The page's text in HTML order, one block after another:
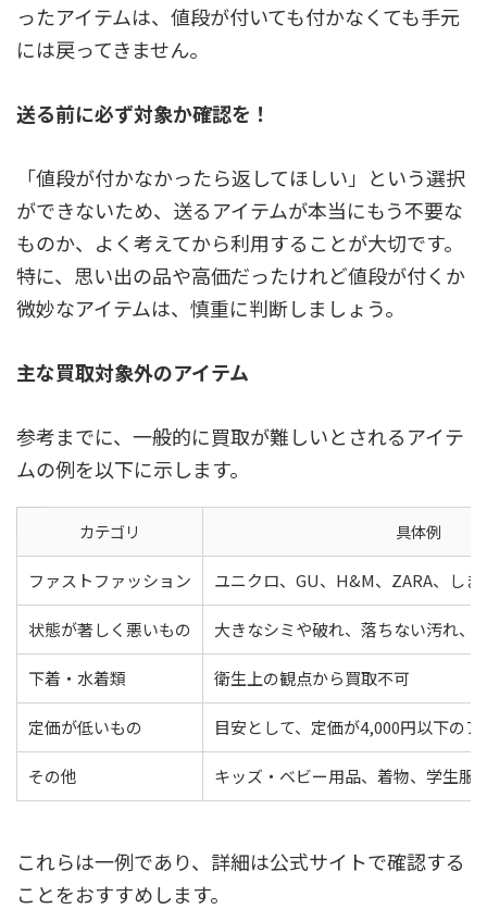
ったアイテムは、値段が付いても付かなくても手元
には戻ってきません。
送る前に必ず対象か確認を！
「値段が付かなかったら返してほしい」という選択
ができないため、送るアイテムが本当にもう不要な
ものか、よく考えてから利用することが大切です。
特に、思い出の品や高価だったけれど値段が付くか
微妙なアイテムは、慎重に判断しましょう。
主な買取対象外のアイテム
参考までに、一般的に買取が難しいとされるアイテ
ムの例を以下に示します。
カテゴリ 具体例
ファストファッション ユニクロ、GU、H&M、ZARA、しま
状態が著しく悪いもの 大きなシミや破れ、落ちない汚れ、
下着・水着類 衛生上の観点から買取不可
定価が低いもの 目安として、定価が4,000円以下のア
その他 キッズ・ベビー用品、着物、学生服
これらは一例であり、詳細は公式サイトで確認する
ことをおすすめします。